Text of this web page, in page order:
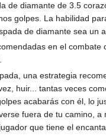
de diamante de 3.5
golpes. La habilidad
de diamante sea un
en el
una estrategia
huir... tantas veces
acabarás con él, lo
fuera de tu camino,
que tiene el